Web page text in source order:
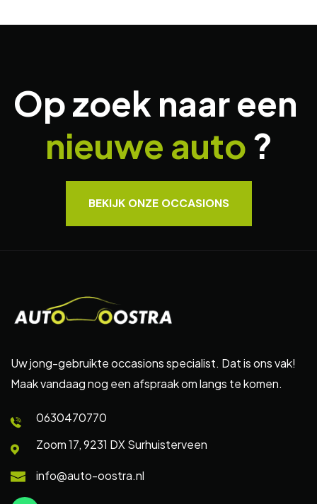
Op zoek naar een
nieuwe auto?
BEKIJK ONZE OCCASIONS
Uw jong-gebruikte occasions specialist. Dat is ons vak!
Maak vandaag nog een afspraak om langs te komen.
0630470770
Zoom 17, 9231 DX Surhuisterveen
info@auto-oostra.nl